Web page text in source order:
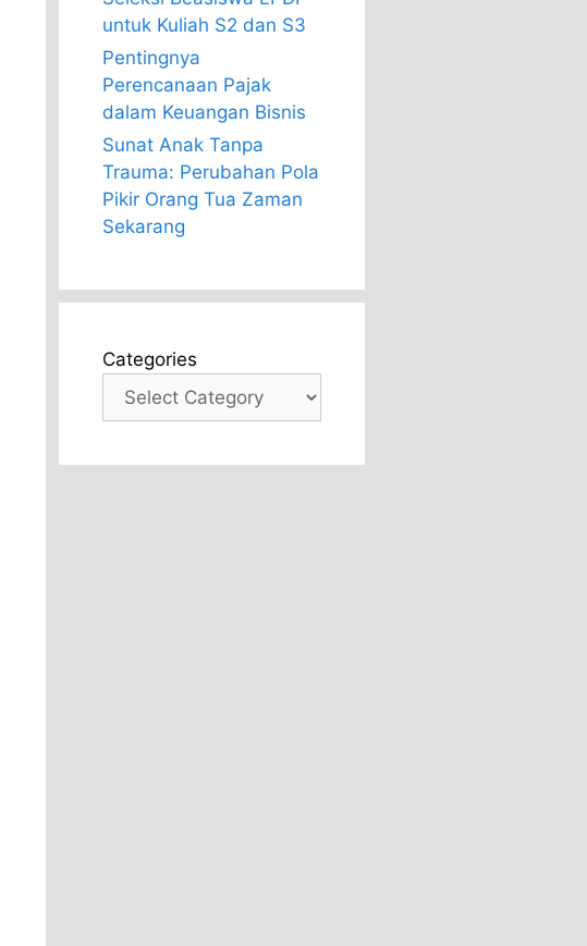
untuk Kuliah S2 dan S3
Pentingnya
Perencanaan Pajak
dalam Keuangan Bisnis
Sunat Anak Tanpa
Trauma: Perubahan Pola
Pikir Orang Tua Zaman
Sekarang
Categories